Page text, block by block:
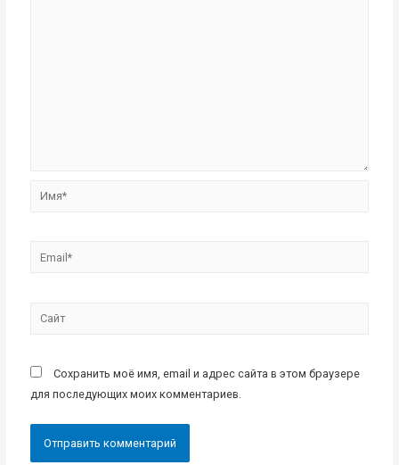
Имя*
Email*
Сайт
Сохранить моё имя, email и адрес сайта в этом браузере
для последующих моих комментариев.